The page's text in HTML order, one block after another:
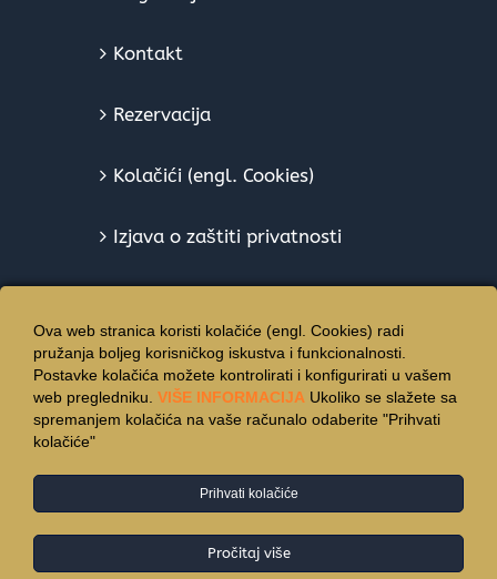
Kontakt
Rezervacija
Kolačići (engl. Cookies)
Izjava o zaštiti privatnosti
© Copyright 2015 -2026 | Hotel Vincentinum - All Rights
Reserverd
Ova web stranica koristi kolačiće (engl. Cookies) radi
pružanja boljeg korisničkog iskustva i funkcionalnosti.
Postavke kolačića možete kontrolirati i konfigurirati u vašem
web pregledniku. VIŠE INFORMACIJA Ukoliko se slažete sa
spremanjem kolačića na vaše računalo odaberite "Prihvati
kolačiće"
Prihvati kolačiće
Pročitaj više